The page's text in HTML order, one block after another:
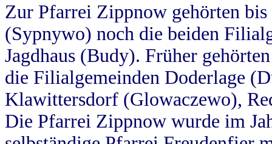
Zur Pfarrei Zippnow gehörten
(Sypnywo) noch die beiden
Jagdhaus (Budy). Früher
die Filialgemeinden Doderlage
Klawittersdorf (Glowaczewo),
Die Pfarrei Zippnow wurde im